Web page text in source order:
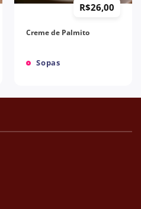
Sopas
Creme de Palmito
R$26,00